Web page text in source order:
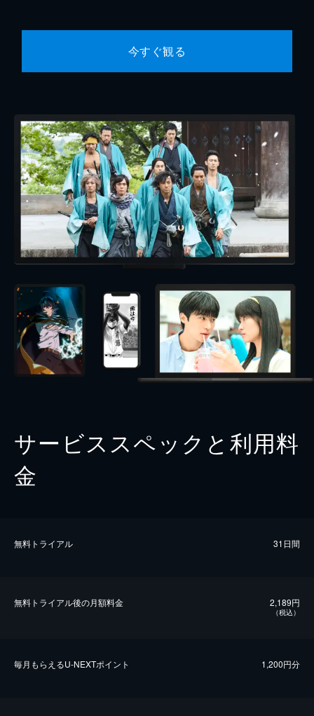
今すぐ観る
サービススペックと利用料
金
無料トライアル 31日間
無料トライアル後の⽉額料金 2,189円
（税込）
毎⽉もらえるU-NEXTポイント 1,200円分